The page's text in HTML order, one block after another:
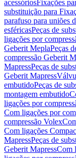
acessóriosFixações
substituição para
parafuso para uniões
esféricasPeças de
ligações por
Geberit MeplaPeças
compressão Geberit
MapressPeças de
Geberit Mapress
embutidoPeças de
montagem embutido
ligações por
Com ligações por
compressão Volex
Com ligações
MapressPeças de
Geberit MapressCom